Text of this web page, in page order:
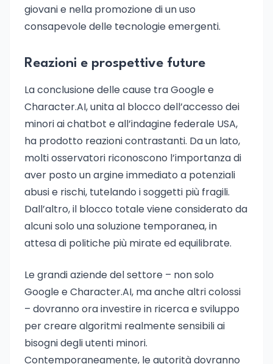
giovani e nella promozione di un uso
consapevole delle tecnologie emergenti.
Reazioni e prospettive future
La conclusione delle cause tra Google e
Character.AI, unita al blocco dell’accesso dei
minori ai chatbot e all’indagine federale USA,
ha prodotto reazioni contrastanti. Da un lato,
molti osservatori riconoscono l’importanza di
aver posto un argine immediato a potenziali
abusi e rischi, tutelando i soggetti più fragili.
Dall’altro, il blocco totale viene considerato da
alcuni solo una soluzione temporanea, in
attesa di politiche più mirate ed equilibrate.
Le grandi aziende del settore – non solo
Google e Character.AI, ma anche altri colossi
– dovranno ora investire in ricerca e sviluppo
per creare algoritmi realmente sensibili ai
bisogni degli utenti minori.
Contemporaneamente, le autorità dovranno